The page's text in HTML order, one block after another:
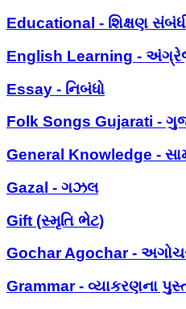
Educational - શિક્ષણ
English Learning -
Essay - નિબંધો
Folk Songs Gujarati -
General Knowledge -
Gazal - ગઝલ
Gift (સ્મૃતિ ભેટ)
Gochar Agochar -
Grammar - વ્યાકરણના